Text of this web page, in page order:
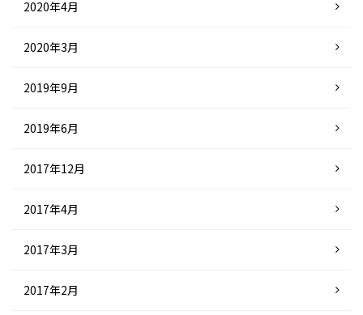
2020年4月
2020年3月
2019年9月
2019年6月
2017年12月
2017年4月
2017年3月
2017年2月